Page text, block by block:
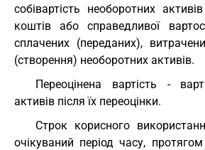
собівартість необоротних
коштів або справедливої
сплачених (переданих),
(створення) необоротних активів.
Переоцінена вартість -
активів після їх переоцінки.
Строк корисного
очікуваний період часу,